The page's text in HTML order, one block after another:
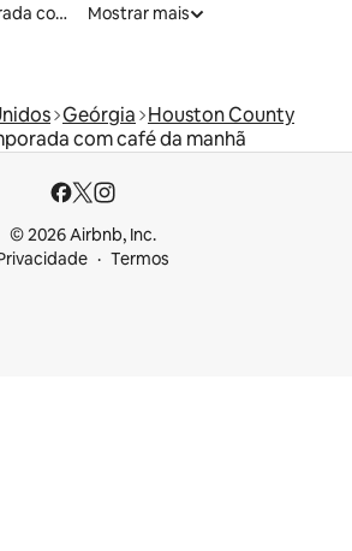
Aluguéis por temporada com café da manhã
Mostrar mais
Geórgia Houston County
com café da manhã
© 2026 Airbnb, Inc.
Termos